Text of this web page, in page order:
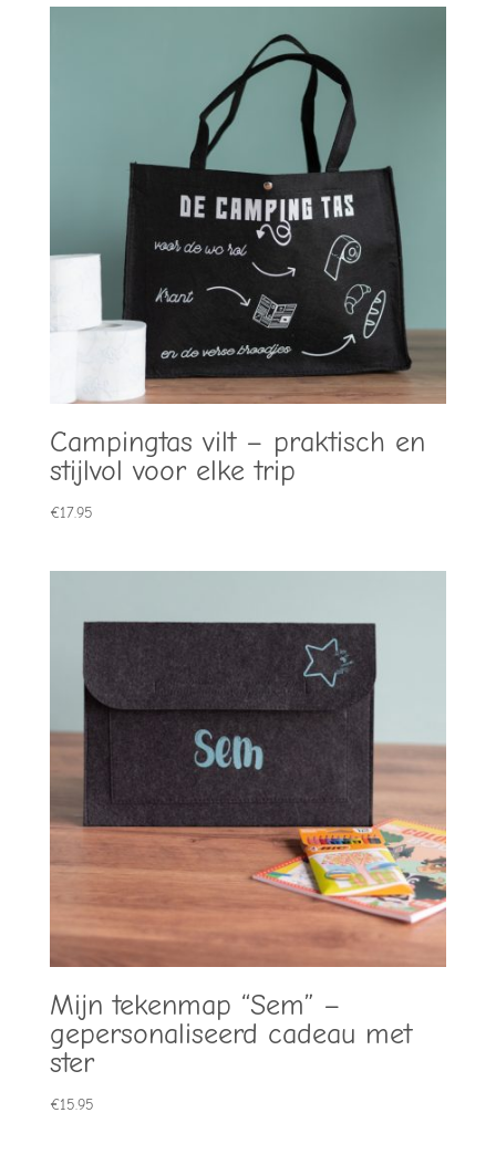
Campingtas vilt – praktisch en
stijlvol voor elke trip
€17.95
Mijn tekenmap “Sem” –
gepersonaliseerd cadeau met
ster
€15.95